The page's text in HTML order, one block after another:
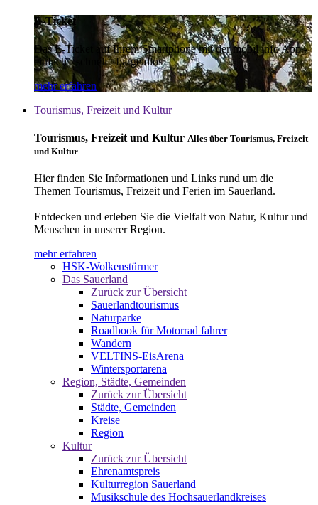
E-Ticket
Das E-Ticket auf Ihrem Smartphone mit der mobil info App -
einfach - schnell - bargeldlos
mehr erfahren
Tourismus, Freizeit und Kultur
Tourismus, Freizeit und Kultur Alles über Tourismus, Freizeit
und Kultur
Hier finden Sie Informationen und Links rund um die
Themen Tourismus, Freizeit und Ferien im Sauerland.
Entdecken und erleben Sie die Vielfalt von Natur, Kultur und
Menschen in unserer Region.
mehr erfahren
HSK-Wolkenstürmer
Das Sauerland
Zurück zur Übersicht
Sauerlandtourismus
Naturparke
Roadbook für Motorrad fahrer
Wandern
VELTINS-EisArena
Wintersportarena
Region, Städte, Gemeinden
Zurück zur Übersicht
Städte, Gemeinden
Kreise
Region
Kultur
Zurück zur Übersicht
Ehrenamtspreis
Kulturregion Sauerland
Musikschule des Hochsauerlandkreises